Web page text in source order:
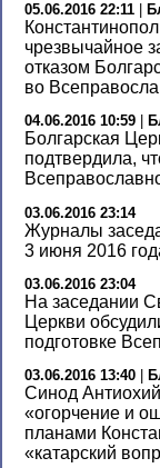
05.06.2016 22:11
чрезвычайное
отказом
во
04.06.2016 10:59
Болгарская
подтвердила,
03.06.2016 23:14
Журналы
3 июня 2016
03.06.2016 23:04
На заседании
Церкви
подготовке
03.06.2016 13:40
Синод
«огорчение и
планами
«катарский